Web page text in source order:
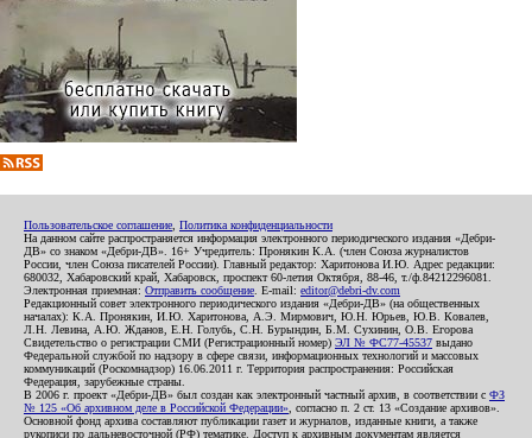
Пользовательское соглашение Политика конфиденциальности
На данном сайте распространяется информация электронного периодического издания «Дебри-
ДВ» со знаком «Дебри-ДВ». 16+ Учредитель: Пронякин К.А. (член Союза журналистов
России, член Союза писателей России). Главный редактор: Харитонова И.Ю. Адрес редакции:
680032, Хабаровский край, Хабаровск, проспект 60-летия Октября, 88-46, т./ф.84212296081.
Электронная приемная: Отправить сообщение . E-mail: editor@debri-dv.com
Редакционный совет электронного периодического издания «Дебри-ДВ» (на общественных
началах): К.А. Пронякин, И.Ю. Харитонова, А.Э. Мирмович, Ю.Н. Юрьев, Ю.В. Ковалев,
Л.Н. Левина, А.Ю. Жданов, Е.Н. Голубь, С.Н. Бурындин, Б.М. Сухинин, О.В. Егорова
Свидетельство о регистрации СМИ (Регистрационный номер) ЭЛ № ФС77-45537 выдано
Федеральной службой по надзору в сфере связи, информационных технологий и массовых
коммуникаций (Роскомнадзор) 16.06.2011 г. Территория распространения: Российская
Федерация, зарубежные страны.
В 2006 г. проект «Дебри-ДВ» был создан как электронный частный архив, в соответствии с ФЗ
№ 125 «Об архивном деле в Российской Федерации» , согласно п. 2 ст. 13 «Создание архивов».
Основной фонд архива составляют публикации газет и журналов, изданные книги, а также
рукописи по дальневосточной (РФ) тематике. Доступ к архивным документам является